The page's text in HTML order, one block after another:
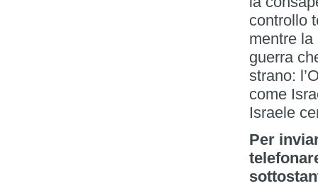
controllo
mentre
guerra
strano:
come
Israele
Per